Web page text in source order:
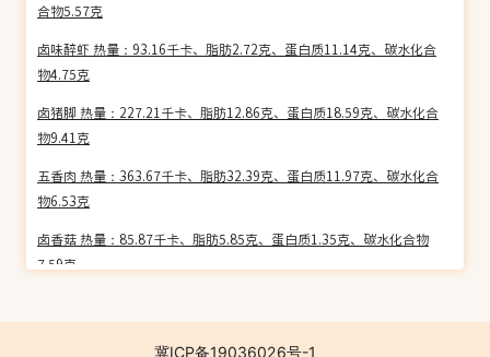
合物5.57克
卤味醉虾 热量：93.16千卡、脂肪2.72克、蛋白质11.14克、碳水化合
物4.75克
卤猪脚 热量：227.21千卡、脂肪12.86克、蛋白质18.59克、碳水化合
物9.41克
五香肉 热量：363.67千卡、脂肪32.39克、蛋白质11.97克、碳水化合
物6.53克
卤香菇 热量：85.87千卡、脂肪5.85克、蛋白质1.35克、碳水化合物
7.59克
物5.72克
冀ICP备19036026号-1